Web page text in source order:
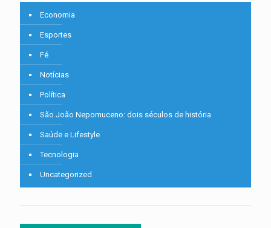
Economia
Esportes
Fé
Notícias
Política
São João Nepomuceno: dois séculos de história
Saúde e Lifestyle
Tecnologia
Uncategorized